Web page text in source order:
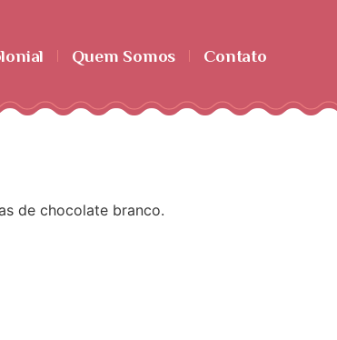
Quem Somos Contato
de chocolate branco.